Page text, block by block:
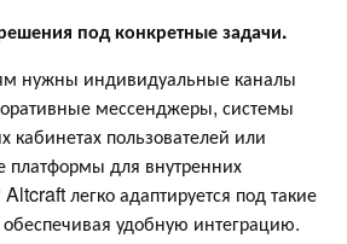
под конкретные задачи.
нужны индивидуальные каналы
мессенджеры, системы
пользователей или
платформы для внутренних
легко адаптируется под такие
удобную интеграцию.